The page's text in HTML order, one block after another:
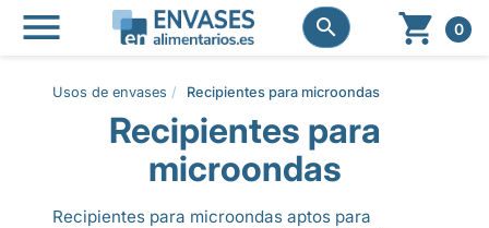
 
  0
Usos de envases Recipientes para microondas
Recipientes para
microondas
Recipientes para microondas aptos para